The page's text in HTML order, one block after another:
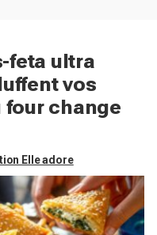
feta ultra
vos
four change
Elle adore